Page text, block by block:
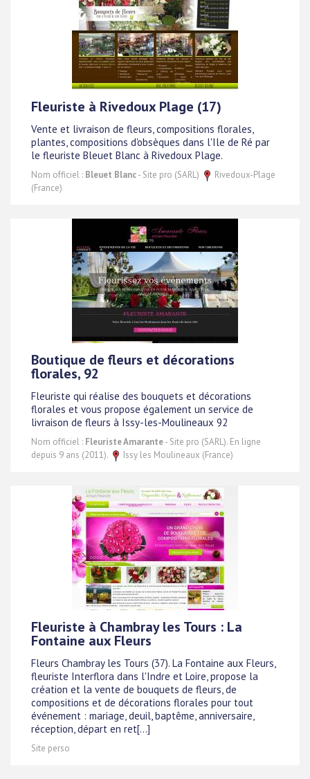
Fleuriste à Rivedoux Plage (17)
Vente et livraison de fleurs, compositions florales,
plantes, compositions d'obsèques dans l'Ile de Ré par
le fleuriste Bleuet Blanc à Rivedoux Plage.
Nom officiel : Bleuet Blanc- Site pro (SARL)
Rivedoux-Plage
(France)
Boutique de fleurs et décorations
florales, 92
Fleuriste qui réalise des bouquets et décorations
florales et vous propose également un service de
livraison de fleurs à Issy-les-Moulineaux 92
Nom officiel : Fleuriste Amarante- Site pro (SARL). En ligne
depuis 9 ans (2011).
Issy les Moulineaux (France)
Fleuriste à Chambray les Tours : La
Fontaine aux Fleurs
Fleurs Chambray les Tours (37). La Fontaine aux Fleurs,
fleuriste Interflora dans l'Indre et Loire, propose la
création et la vente de bouquets de fleurs, de
compositions et de décorations florales pour tout
événement : mariage, deuil, baptême, anniversaire,
réception, départ en ret[...]
Site perso